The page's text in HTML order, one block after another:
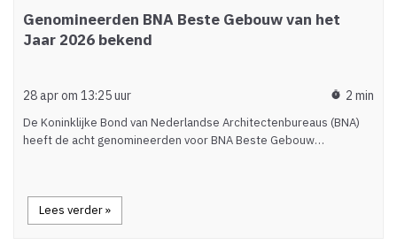
Genomineerden BNA Beste Gebouw van het
Jaar 2026 bekend
28 apr om 13:25 uur timer 2 min
De Koninklijke Bond van Nederlandse Architectenbureaus (BNA)
heeft de acht genomineerden voor BNA Beste Gebouw…
Lees verder »